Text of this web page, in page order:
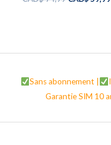
Sans abonnement |
Garantie SIM 10